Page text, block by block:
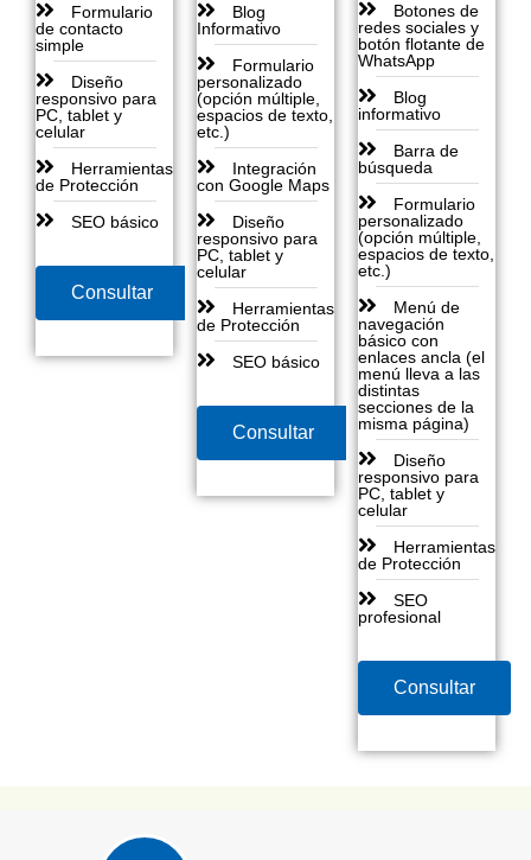
Formulario
de contacto
simple
Diseño
responsivo para
PC, tablet y
celular
Herramientas
de Protección
SEO básico
Consultar
Blog
Informativo
Formulario
personalizado
(opción múltiple,
espacios de texto,
etc.)
Integración
con Google Maps
Diseño
responsivo para
PC, tablet y
celular
Herramientas
de Protección
SEO básico
Consultar
Botones de
redes sociales y
botón flotante de
WhatsApp
Blog
informativo
Barra de
búsqueda
Formulario
personalizado
(opción múltiple,
espacios de texto,
etc.)
Menú de
navegación
básico con
enlaces ancla (el
menú lleva a las
distintas
secciones de la
misma página)
Diseño
responsivo para
PC, tablet y
celular
Herramientas
de Protección
SEO
profesional
Consultar